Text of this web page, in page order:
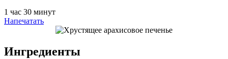
1 час 30 минут
Напечатать
Ингредиенты